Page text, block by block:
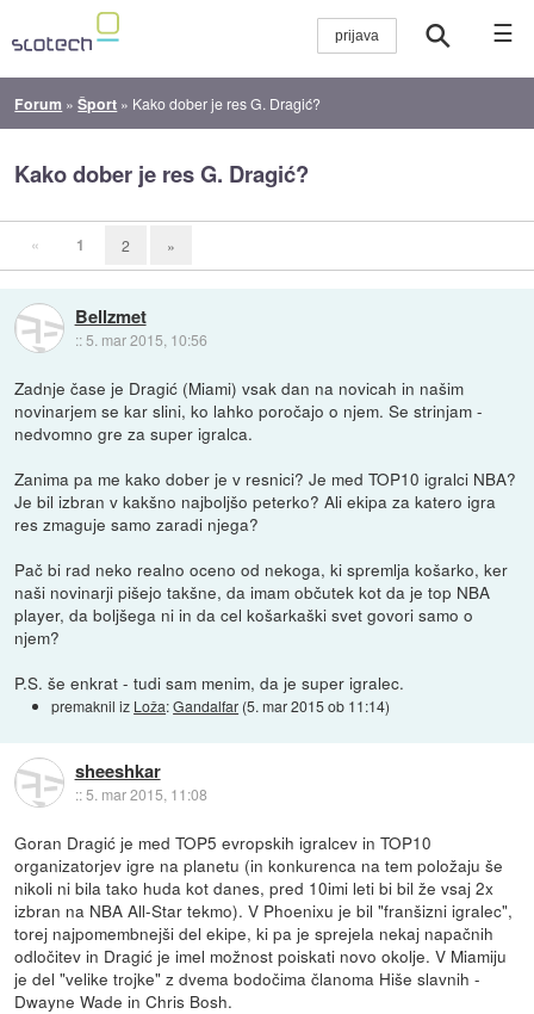
☰
Forum »Šport » Kako dober je res G. Dragić?
Kako dober je res G. Dragić?
« 1 2 »
Bellzmet
:: 5. mar 2015, 10:56
Zadnje čase je Dragić (Miami) vsak dan na novicah in našim
novinarjem se kar slini, ko lahko poročajo o njem. Se strinjam -
nedvomno gre za super igralca.
Zanima pa me kako dober je v resnici? Je med TOP10 igralci NBA?
Je bil izbran v kakšno najboljšo peterko? Ali ekipa za katero igra
res zmaguje samo zaradi njega?
Pač bi rad neko realno oceno od nekoga, ki spremlja košarko, ker
naši novinarji pišejo takšne, da imam občutek kot da je top NBA
player, da boljšega ni in da cel košarkaški svet govori samo o
njem?
P.S. še enkrat - tudi sam menim, da je super igralec.
premaknil iz Loža:Gandalfar (5. mar 2015 ob 11:14)
sheeshkar
::5. mar 2015, 11:08
Goran Dragić je med TOP5 evropskih igralcev in TOP10
organizatorjev igre na planetu (in konkurenca na tem položaju še
nikoli ni bila tako huda kot danes, pred 10imi leti bi bil že vsaj 2x
izbran na NBA All-Star tekmo). V Phoenixu je bil "franšizni igralec",
torej najpomembnejši del ekipe, ki pa je sprejela nekaj napačnih
odločitev in Dragić je imel možnost poiskati novo okolje. V Miamiju
je del "velike trojke" z dvema bodočima članoma Hiše slavnih -
Dwayne Wade in Chris Bosh.